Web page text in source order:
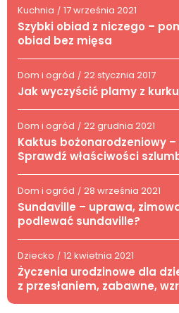
Kuchnia / 17 września 2021
Szybki obiad z niczego –
obiad bez mięsa
Dom i ogród / 22 stycznia 2017
Jak wyczyścić plamy z
Dom i ogród / 22 grudnia 2021
Kaktus bożonarodzeniowy
Sprawdź właściwości
Dom i ogród / 28 września 2021
Sundaville – uprawa,
podlewać sundaville?
Dziecko / 12 kwietnia 2021
Życzenia urodzinowe dla
z przesłaniem, zabawne,